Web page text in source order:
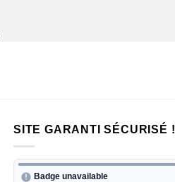
SITE GARANTI SÉCURISÉ !